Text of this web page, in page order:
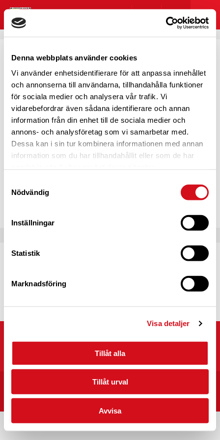
Denna webbplats använder cookies
Vi använder enhetsidentifierare för att anpassa innehållet
och annonserna till användarna, tillhandahålla funktioner
för sociala medier och analysera vår trafik. Vi
vidarebefordrar även sådana identifierare och annan
information från din enhet till de sociala medier och
annons- och analysföretag som vi samarbetar med.
Dessa kan i sin tur kombinera informationen med annan
information som du har tillhandahållit eller som de har
Nödvändig
Inställningar
Statistik
Marknadsföring
Visa detaljer
Tillåt alla
Tillåt urval
Avvisa
HOPPSAN! NÅGOT GICK
FEL
samarbetet mellan Caravan Club of Sweden
Läs mer
Caravan Club of Sweden
Kyrkvägen 25, 703 75 ÖREBRO
INTEGRITET/VILLKOR